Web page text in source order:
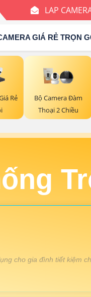
LAP
GIÁ RẺ TRỌN
Rẻ
Bộ Camera Đàm
Thoại 2 Chiều
cho gia đình tiết kiệm